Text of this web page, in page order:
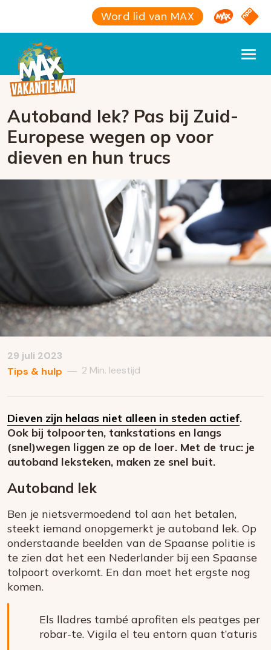
Word lid van MAX Omroep
NPO
Autoband lek? Pas bij Zuid-
Europese wegen op voor
dieven en hun trucs
29 juli 2023
Tips & hulp — 2 Min. leestijd
Dieven zijn helaas niet alleen in steden actief.
Ook bij tolpoorten, tankstations en langs
(snel)wegen liggen ze op de loer. Met de truc: je
autoband leksteken, maken ze snel buit.
Autoband lek
Ben je nietsvermoedend tol aan het betalen,
steekt iemand onopgemerkt je autoband lek. Op
onderstaande beelden van de Spaanse politie is
te zien dat het een Nederlander bij een Spaanse
tolpoort overkomt. En dan moet het ergste nog
komen.
Els lladres també aprofiten els peatges per
robar-te. Vigila el teu entorn quan t’aturis